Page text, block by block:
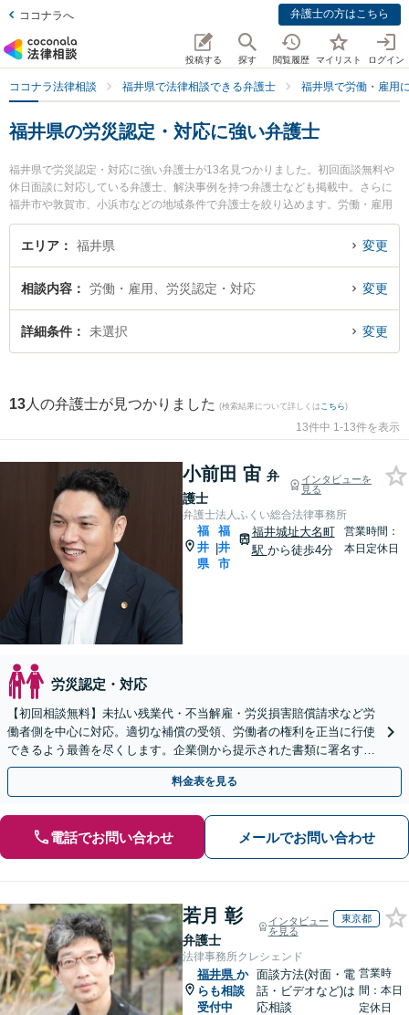
ココナラへ 弁護士の方はこちら
投稿する 探す 閲覧履歴 マイリスト ログイン
ココナラ法律相談 福井県で法律相談できる弁護士 福井県で労働・雇用
福井県の労災認定・対応に強い弁護士
福井県で労災認定・対応に強い弁護士が13名見つかりました。初回面談無料や
休日面談に対応している弁護士、解決事例を持つ弁護士なども掲載中。さらに
福井市や敦賀市、小浜市などの地域条件で弁護士を絞り込めます。労働・雇用
に関係する不当解雇や退職勧奨、内定取消等の細かな分野での絞り込み検索も
でき便利です。特に弁護士法人ふくい総合法律事務所の小前田 宙弁護士や勝見
夜間に発生した労災認定・対応のトラブルを今すぐに弁護士に相談したい』
『労災認定・対応のトラブル解決の実績豊富な近くの弁護士を検索したい』
『初回相談無料で労災認定・対応を法律相談できる福井県内の弁護士に相談予
エリア 福井県 変更
相談内容 労働・雇用、労災認定・対応 変更
詳細条件 未選択 変更
13 人の弁護士が見つかりました (検索結果について詳しくは こちら)
13件中 1-13件を表示
小前田 宙 弁
護士
インタビューを
見る
弁護士法人ふくい総合法律事務所
福
井
県
|
福
井
市
福井城址大名町
駅 から徒歩4分
営業時間：
本日定休日
労災認定・対応
【初回相談無料】未払い残業代・不当解雇・労災損害賠償請求など労
働者側を中心に対応。適切な補償の受領、労働者の権利を正当に行使
できるよう最善を尽くします。企業側から提示された書類に署名する
前にご相談ください【福井駅7分】【完全個室で対応】
料金表を見る
電話でお問い合わせ メールでお問い合わせ
若月 彰
弁護士
インタビュー
を見る
東京都
法律事務所クレシェンド
福井県 か
らも相談
受付中
面談方法(対面・電
話・ビデオなど)は
応相談
営業時
間：本日
定休日